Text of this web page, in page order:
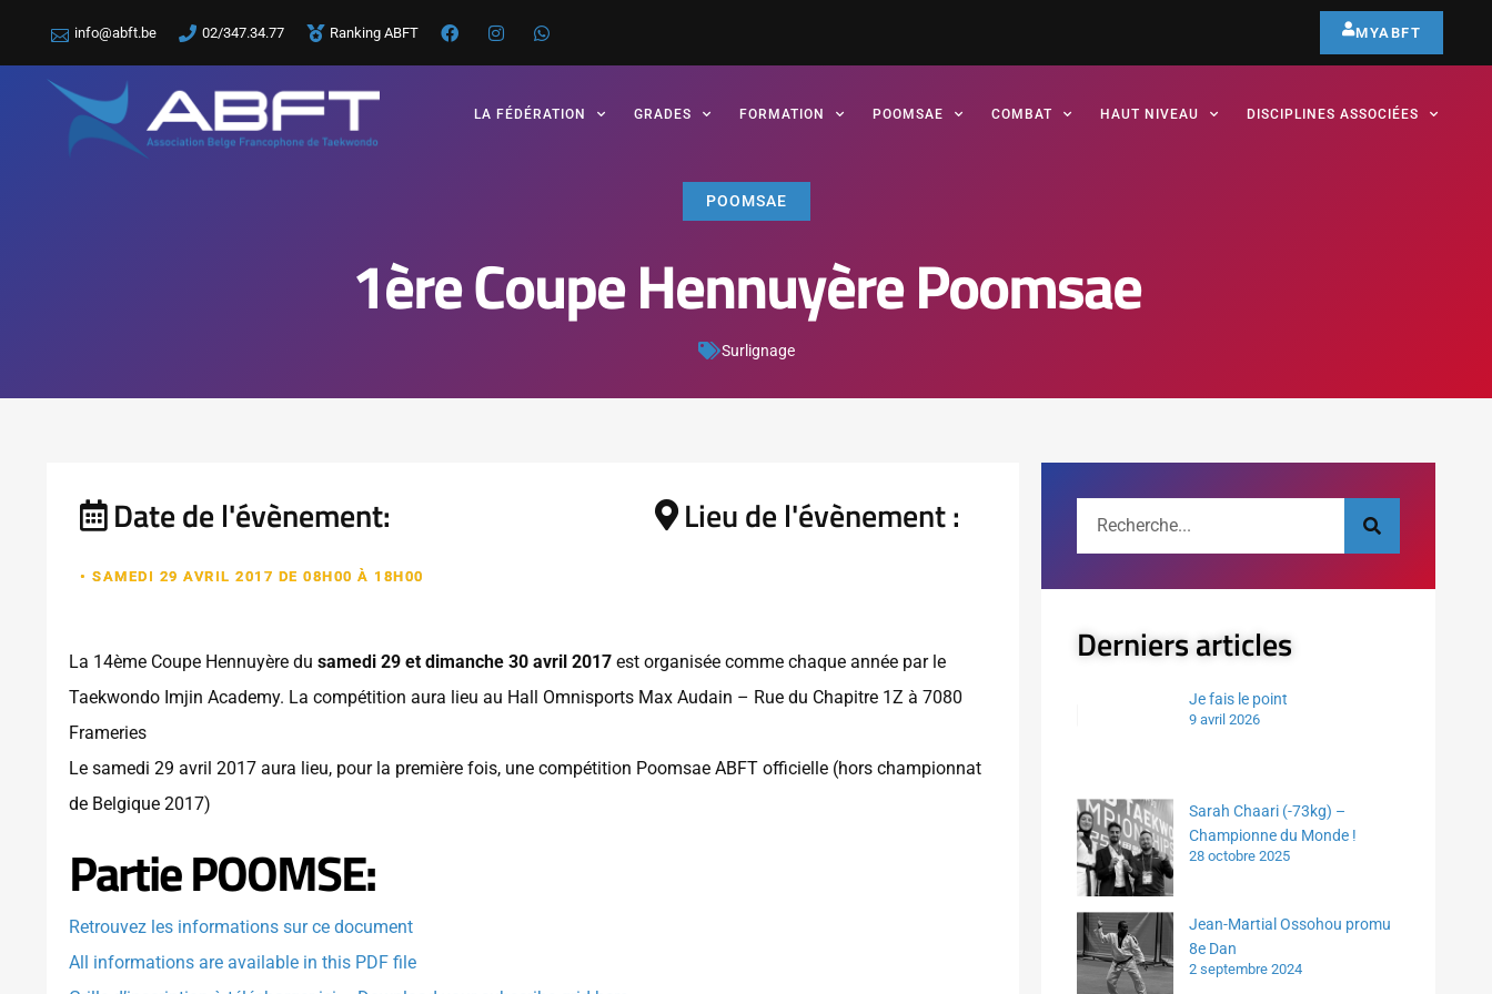
info@abft.be 02/347.34.77 Ranking ABFT MYABFT
LA FÉDÉRATION GRADES FORMATION POOMSAE COMBAT HAUT NIVEAU DISCIPLINES ASSOCIÉES
POOMSAE
1ère Coupe Hennuyère Poomsae
Surlignage
Date de l'évènement:
• SAMEDI 29 AVRIL 2017 DE 08H00 À 18H00
Lieu de l'évènement :
La 14ème Coupe Hennuyère du samedi 29 et dimanche 30 avril 2017 est organisée comme chaque année par le
Taekwondo Imjin Academy. La compétition aura lieu au Hall Omnisports Max Audain – Rue du Chapitre 1Z à 7080
Frameries
Le samedi 29 avril 2017 aura lieu, pour la première fois, une compétition Poomsae ABFT officielle (hors championnat
de Belgique 2017)
Partie POOMSE:
Retrouvez les informations sur ce document
All informations are available in this PDF file
Derniers articles
Je fais le point
9 avril 2026
Sarah Chaari (-73kg) –
Championne du Monde !
28 octobre 2025
Jean-Martial Ossohou promu
8e Dan
2 septembre 2024